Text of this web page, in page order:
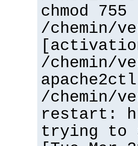
chmod 755
/chemin/
/chemin/
/chemin/
restart:
trying to